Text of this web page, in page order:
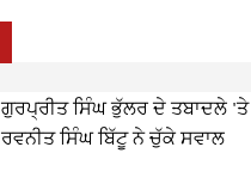
ਗੁਰਪ੍ਰੀਤ ਸਿੰਘ ਭੁੱਲਰ ਦੇ ਤਬਾਦਲੇ 'ਤੇ
ਰਵਨੀਤ ਸਿੰਘ ਬਿੱਟੂ ਨੇ ਚੁੱਕੇ ਸਵਾਲ